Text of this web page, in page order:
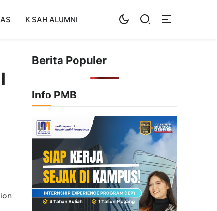
KISAH ALUMNI
Berita Populer
Info PMB